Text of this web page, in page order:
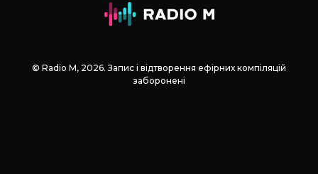
© Radio М, 2026. Запис і відтворення ефірних компіляцій
заборонені